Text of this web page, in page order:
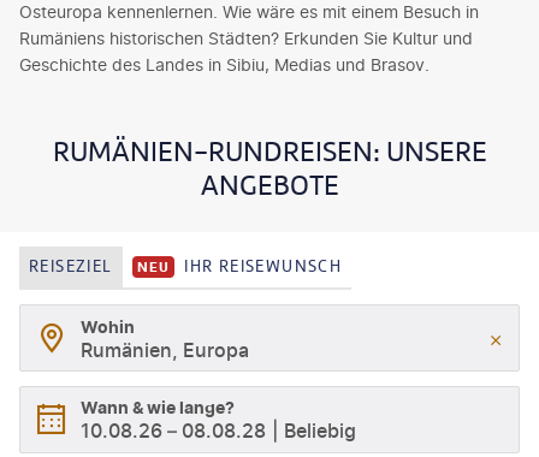
Osteuropa kennenlernen. Wie wäre es mit einem Besuch in
Rumäniens historischen Städten? Erkunden Sie Kultur und
Geschichte des Landes in Sibiu, Medias und Brasov.
RUMÄNIEN-RUNDREISEN: UNSERE
ANGEBOTE
REISEZIEL NEU IHR REISEWUNSCH
Wohin
Rumänien, Europa
Wann & wie lange?
10.08.26 – 08.08.28 Beliebig